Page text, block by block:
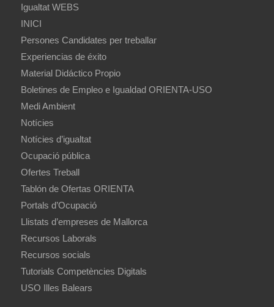
Igualtat WEBS
INICI
Persones Candidates per treballar
Experiencias de éxito
Material Didáctico Propio
Boletines de Empleo e Igualdad ORIENTA-USO
Medi Ambient
Notícies
Notícies d’igualtat
Ocupació pública
Ofertes Treball
Tablón de Ofertas ORIENTA
Portals d’Ocupació
Llistats d’empreses de Mallorca
Recursos Laborals
Recursos socials
Tutorials Competències Digitals
USO Illes Balears